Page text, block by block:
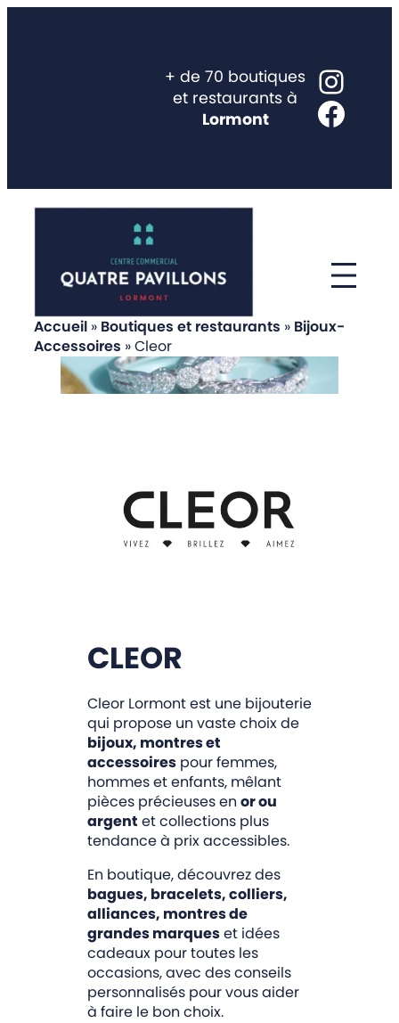
+ de 70 boutiques
et restaurants à
Lormont
Accueil » Boutiques et restaurants » Bijoux-
Accessoires »Cleor
CLEOR
Cleor Lormont est une bijouterie
qui propose un vaste choix de
bijoux, montres et
accessoires pour femmes,
hommes et enfants, mêlant
pièces précieuses en or ou
argent et collections plus
tendance à prix accessibles.
En boutique, découvrez des
bagues, bracelets, colliers,
alliances, montres de
grandes marqueset idées
cadeaux pour toutes les
occasions, avec des conseils
personnalisés pour vous aider
à faire le bon choix.